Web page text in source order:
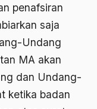
penafsiran
saja
Undang
MA akan
dan Undang-
ketika badan